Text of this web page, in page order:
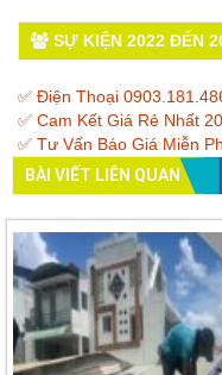
SỰ KIỆN 2022 ĐẾN
✅ Điện Thoại
✅ Cam Kết Giá Rẻ Nhất
✅ Tư Vấn Báo Giá Miễn
BÀI VIẾT LIÊN QUAN